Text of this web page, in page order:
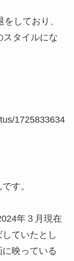
しており、
スタイルにな
1725833634
す。
年３月現在
ていたとし
映っている